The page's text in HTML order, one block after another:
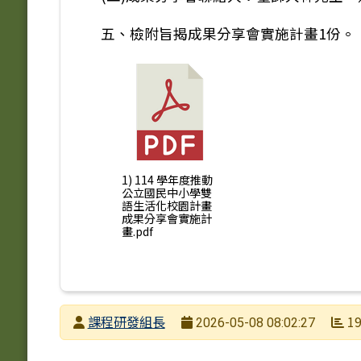
五、檢附旨揭成果分享會實施計畫1份。
1) 114 學年度推動
公立國民中小學雙
語生活化校園計畫
成果分享會實施計
畫.pdf
發布者課程研發組長
2026-05-08 08:02:27